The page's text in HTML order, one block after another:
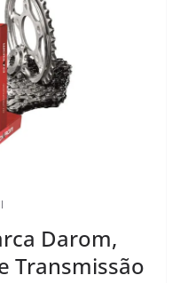
Darom,
Transmissão